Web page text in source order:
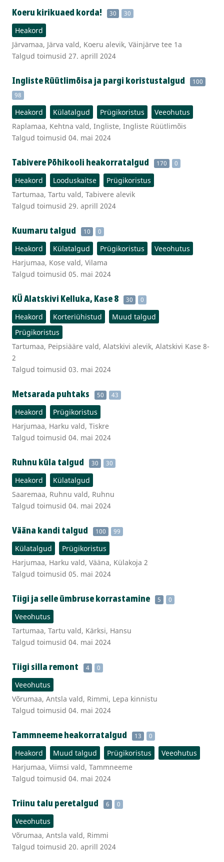
Koeru kirikuaed korda! 30 30
Heakord
Järvamaa, Järva vald, Koeru alevik, Väinjärve tee 1a
Talgud toimusid 27. aprill 2024
Ingliste Rüütlimõisa ja pargi koristustalgud
100
98
Heakord Külatalgud Prügikoristus
Veeohutus
Raplamaa, Kehtna vald, Ingliste, Ingliste Rüütlimõis
Talgud toimusid 04. mai 2024
Tabivere Põhikooli heakorratalgud 170 0
Heakord Looduskaitse
Prügikoristus
Tartumaa, Tartu vald, Tabivere alevik
Talgud toimusid 29. aprill 2024
Kuumaru talgud 10 0
Heakord Külatalgud Prügikoristus
Veeohutus
Harjumaa, Kose vald, Vilama
Talgud toimusid 05. mai 2024
KÜ Alatskivi Kelluka, Kase 8 30 0
Heakord Korteriühistud
Muud talgud
Prügikoristus
Tartumaa, Peipsiääre vald, Alatskivi alevik, Alatskivi Kase 8-
2
Talgud toimusid 03. mai 2024
Metsarada puhtaks 50 43
Heakord
Prügikoristus
Harjumaa, Harku vald, Tiskre
Talgud toimusid 04. mai 2024
Ruhnu küla talgud 30 30
Heakord
Külatalgud
Saaremaa, Ruhnu vald, Ruhnu
Talgud toimusid 04. mai 2024
Vääna kandi talgud 100 99
Külatalgud
Prügikoristus
Harjumaa, Harku vald, Vääna, Külakoja 2
Talgud toimusid 05. mai 2024
Tiigi ja selle ümbruse korrastamine 5 0
Veeohutus
Tartumaa, Tartu vald, Kärksi, Hansu
Talgud toimusid 04. mai 2024
Tiigi silla remont 4 0
Veeohutus
Võrumaa, Antsla vald, Rimmi, Lepa kinnistu
Talgud toimusid 04. mai 2024
Tammneeme heakorratalgud 13 0
Heakord Muud talgud Prügikoristus
Veeohutus
Harjumaa, Viimsi vald, Tammneeme
Talgud toimusid 04. mai 2024
Triinu talu peretalgud 6 0
Veeohutus
Võrumaa, Antsla vald, Rimmi
Talgud toimusid 20. aprill 2024